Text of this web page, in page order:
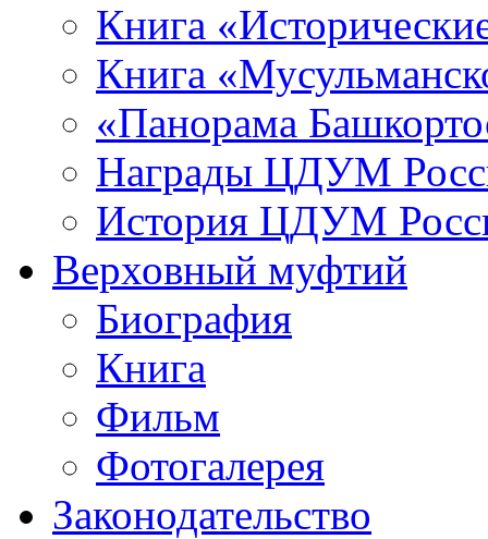
Книга
Книга
«Панорама
Награды ЦДУМ
История ЦДУМ
Верховный муфтий
Биография
Книга
Фильм
Фотогалерея
Законодательство